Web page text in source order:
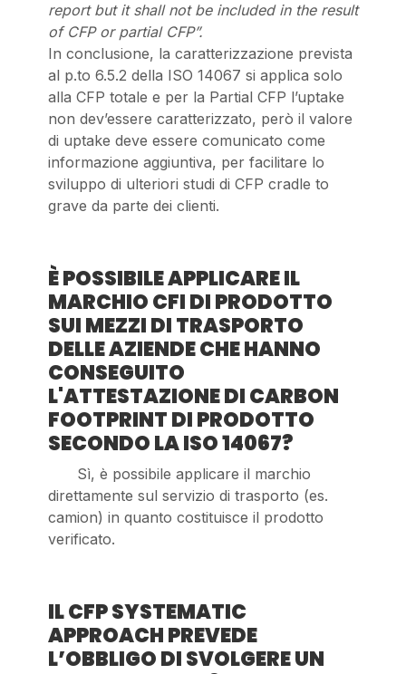
report but it shall not be included in the result
of CFP or partial CFP”.
In conclusione, la caratterizzazione prevista
al p.to 6.5.2 della ISO 14067 si applica solo
alla CFP totale e per la Partial CFP l’uptake
non dev’essere caratterizzato, però il valore
di uptake deve essere comunicato come
informazione aggiuntiva, per facilitare lo
sviluppo di ulteriori studi di CFP cradle to
grave da parte dei clienti.
È POSSIBILE APPLICARE IL
MARCHIO CFI DI PRODOTTO
SUI MEZZI DI TRASPORTO
DELLE AZIENDE CHE HANNO
CONSEGUITO
L'ATTESTAZIONE DI CARBON
FOOTPRINT DI PRODOTTO
SECONDO LA ISO 14067?
Sì, è possibile applicare il marchio
direttamente sul servizio di trasporto (es.
camion) in quanto costituisce il prodotto
verificato.
IL CFP SYSTEMATIC
APPROACH PREVEDE
L’OBBLIGO DI SVOLGERE UN